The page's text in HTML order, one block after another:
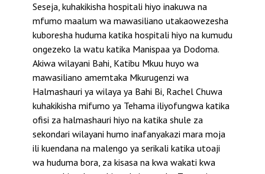
Seseja, kuhakikisha hospitali hiyo inakuwa na
mfumo maalum wa mawasiliano utakaowezesha
kuboresha huduma katika hospitali hiyo na kumudu
ongezeko la watu katika Manispaa ya Dodoma.
Akiwa wilayani Bahi, Katibu Mkuu huyo wa
mawasiliano amemtaka Mkurugenzi wa
Halmashauri ya wilaya ya Bahi Bi, Rachel Chuwa
kuhakikisha mifumo ya Tehama iliyofungwa katika
ofisi za halmashauri hiyo na katika shule za
sekondari wilayani humo inafanyakazi mara moja
ili kuendana na malengo ya serikali katika utoaji
wa huduma bora, za kisasa na kwa wakati kwa